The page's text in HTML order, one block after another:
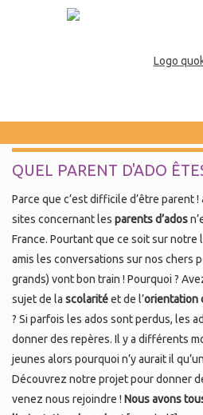
QUEL PARENT D'ADO
Parce que c’est difficile d’être parent !
sites concernant les parents d’ados
France. Pourtant que ce soit sur
amis les conversations sur nos chers
grands) vont bon train ! Pourquoi ?
sujet de la scolaritéet de l’orientation
? Si parfois les ados sont perdus, les
donner des repères. Il y a différents
jeunes alors pourquoi n’y aurait il
Découvrez notre projet pour donner
venez nous rejoindre ! Nous avons